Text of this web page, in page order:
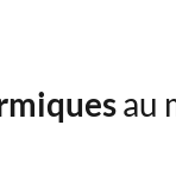
au